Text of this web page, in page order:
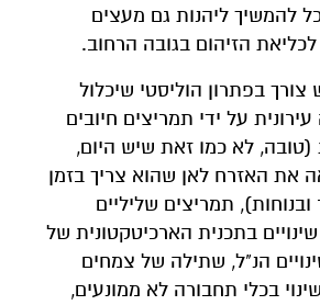
להמשיך ליהנות גם מעצים
הזיהום בגובה הרחוב.
צורך בפתרון הוליסטי שיכלול
על ידי תמריצים חיובים
(טובה, לא כמו זאת שיש היום,
את האזרח לאן שהוא צריך בזמן
תמריצים שליליים
בתכנית הארכיטקטונית של
הנ"ל, שתילה של צמחים
בכלי תחבורה לא ממונעים,